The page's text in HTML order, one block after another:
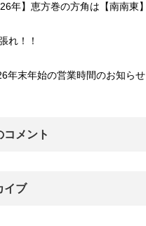
年】恵方巻の方角は【南南東】
れ！！
年末年始の営業時間のお知らせ
コメント
イブ